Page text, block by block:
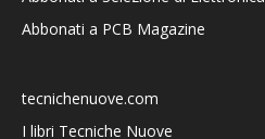
Abbonati a PCB Magazine
tecnichenuove.com
I libri Tecniche Nuove